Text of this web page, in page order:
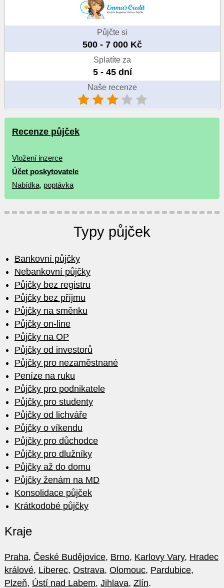
Půjčte si
500 - 7 000 Kč
Splatíte za
5 - 45 dní
Naše recenze
Recenze půjček
Vložení inzerce
Účet poskytovatele
Nabídka, poptávka
Typy půjček
Bankovní půjčky
Nebankovní půjčky
Půjčky bez registru
Půjčky bez příjmu
Půjčky na směnku
Půjčky on-line
Půjčky na OP
Půjčky od investorů
Půjčky pro nezaměstnané
Peníze na ruku
Půjčky pro podnikatele
Půjčky pro studenty
Půjčky od lichváře
Půjčky o víkendu
Půjčky pro důchodce
Půjčky pro dlužníky
Půjčky až do domu
Půjčky ženám na MD
Konsolidace půjček
Krátkodobé půjčky
Kraje
Praha, České Budějovice, Brno, Karlovy Vary, Hradec
králové, Liberec, Ostrava, Olomouc, Pardubice,
Plzeň, Ústí nad Labem, Jihlava, Zlín.